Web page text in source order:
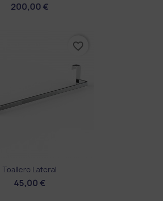
200,00 €
Toallero Lateral
45,00 €
Aperçu rapide
favorite_border